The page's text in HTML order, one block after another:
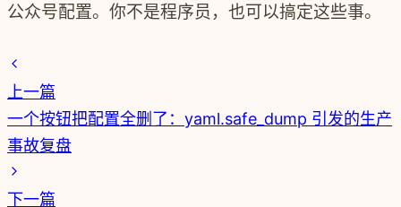
公众号配置。你不是程序员，也可以搞定这些事。
上一篇
一个按钮把配置全删了：yaml.safe_dump 引发的生产
事故复盘
下一篇